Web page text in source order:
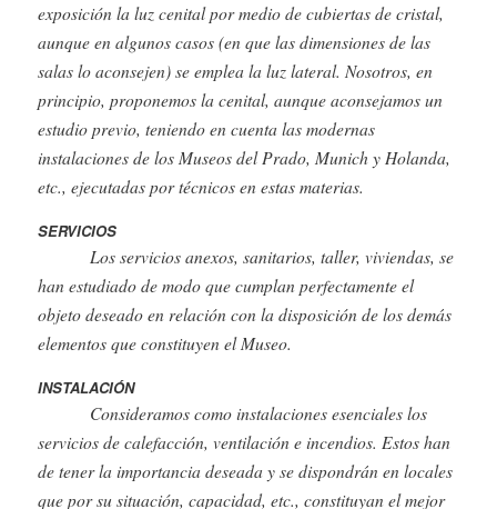
exposición la luz cenital por medio de cubiertas de cristal,
aunque en algunos casos (en que las dimensiones de las
salas lo aconsejen) se emplea la luz lateral. Nosotros, en
principio, proponemos la cenital, aunque aconsejamos un
estudio previo, teniendo en cuenta las modernas
instalaciones de los Museos del Prado, Munich y Holanda,
etc., ejecutadas por técnicos en estas materias.
SERVICIOS
Los servicios anexos, sanitarios, taller, viviendas, se
han estudiado de modo que cumplan perfectamente el
objeto deseado en relación con la disposición de los demás
elementos que constituyen el Museo.
INSTALACIÓN
Consideramos como instalaciones esenciales los
servicios de calefacción, ventilación e incendios. Estos han
de tener la importancia deseada y se dispondrán en locales
que por su situación, capacidad, etc., constituyan el mejor